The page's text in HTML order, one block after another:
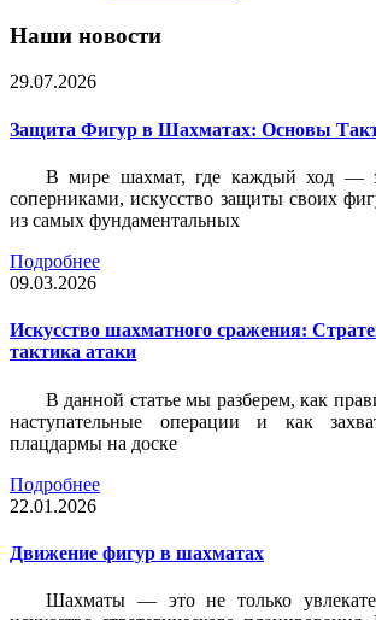
Наши новости
29.07.2026
Защита Фигур в Шахматах: Основы
В мире шахмат, где каждый ход —
соперниками, искусство защиты своих
из самых фундаментальных
Подробнее
09.03.2026
Искусство шахматного сражения:
тактика атаки
В данной статье мы разберем, как
наступательные операции и как
плацдармы на доске
Подробнее
22.01.2026
Движение фигур в шахматах
Шахматы — это не только